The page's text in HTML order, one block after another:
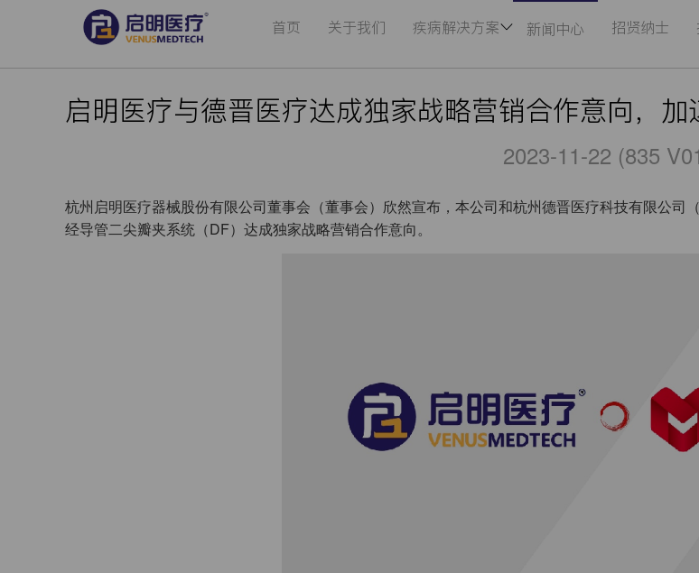
首页 关于我们 疾病解决方案 新闻中心 招贤纳士
启明医疗与德晋医疗达成独家战略营销合作意向，
2023-11-22 (835
杭州启明医疗器械股份有限公司董事会（董事会）欣然宣布，本公司和杭州德晋医疗科技有限公
经导管二尖瓣夹系统（DF）达成独家战略营销合作意向。